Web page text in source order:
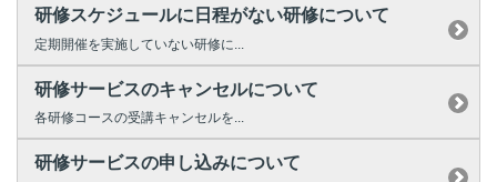
研修スケジュールに日程がない研修について
定期開催を実施していない研修に...
研修サービスのキャンセルについて
各研修コースの受講キャンセルを...
研修サービスの申し込みについて